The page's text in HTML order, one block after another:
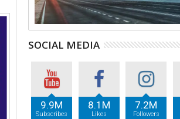
SOCIAL MEDIA
9.9M
Subscribes
8.1M
Likes
7.2M
Followers